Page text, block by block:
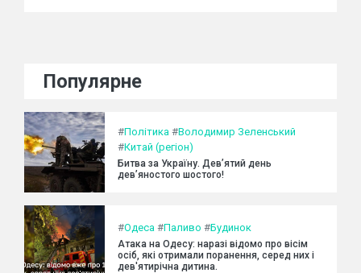
Популярне
#Політика #Володимир Зеленський
#Китай (регіон)
Битва за Україну. Дев’ятий день
дев’яностого шостого!
#Одеса #Паливо #Будинок
Атака на Одесу: наразі відомо про вісім
осіб, які отримали поранення, серед них і
дев'ятирічна дитина.